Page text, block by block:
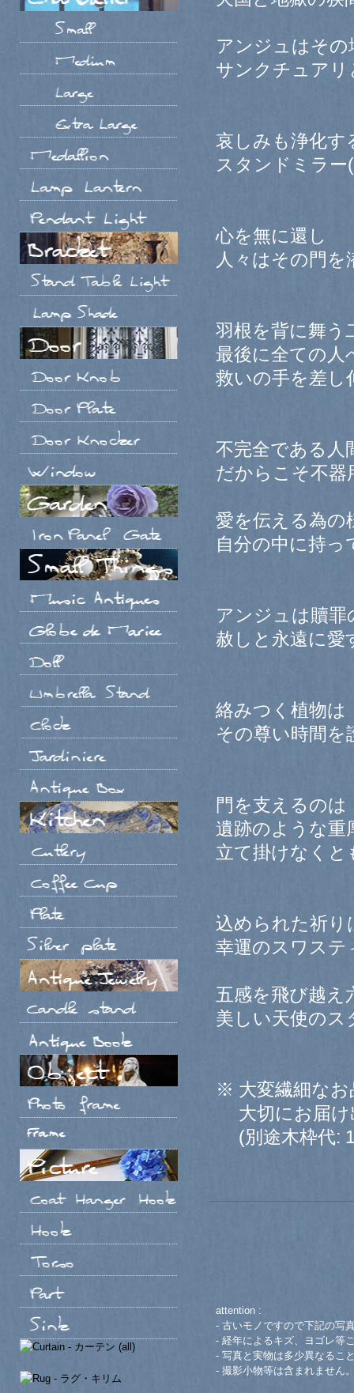
アンジュはその
サンクチュアリ
哀しみも浄化す
スタンドミラー
心を無に還し
人々はその門を
羽根を背に舞う
最後に全ての人
救いの手を差し
不完全である人
だからこそ不器
愛を伝える為の
自分の中に持
アンジュは贖罪
赦しと永遠に愛
絡みつく植物は
その尊い時間を
門を支えるのは
遺跡のような重
立て掛けなくと
込められた祈り
幸運のスワステ
五感を飛び越え
美しい天使のス
※ 大変繊細なお
大切にお届け
(別途木枠代:
attention :
- 古いモノですので下記の写
- 経年によるキズ、ヨゴレ等
- 写真と実物は多少異なるこ
- 撮影小物等は含まれません